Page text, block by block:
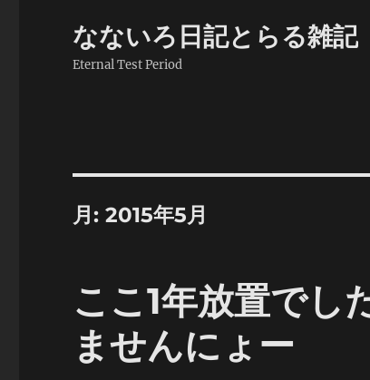
なないろ日記とらる雑記
Eternal Test Period
月:2015年5月
ここ1年放置でし
ませんにょー